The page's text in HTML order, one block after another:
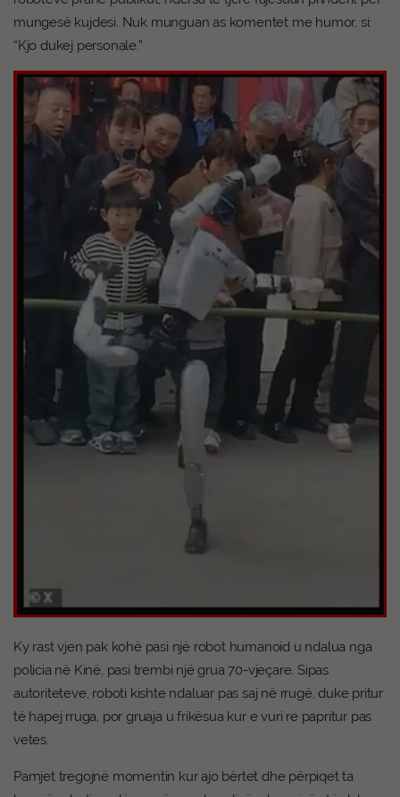
mungesë kujdesi. Nuk munguan as komentet me humor, si:
“Kjo dukej personale.”
Ky rast vjen pak kohë pasi një robot humanoid u ndalua nga
policia në Kinë, pasi trembi një grua 70-vjeçare. Sipas
autoriteteve, roboti kishte ndaluar pas saj në rrugë, duke pritur
të hapej rruga, por gruaja u frikësua kur e vuri re papritur pas
vetes.
Pamjet tregojnë momentin kur ajo bërtet dhe përpiqet ta